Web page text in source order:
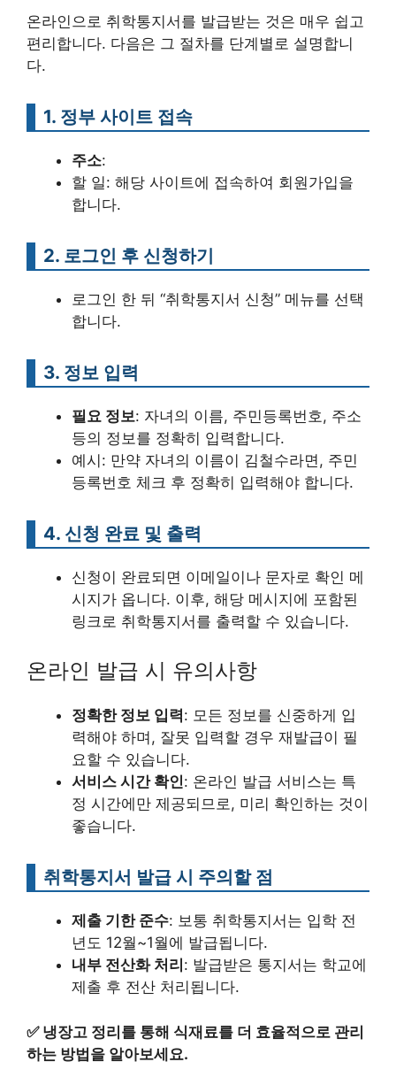
온라인으로 취학통지서를 발급받는 것은 매우 쉽고
편리합니다. 다음은 그 절차를 단계별로 설명합니
다.
1. 정부 사이트 접속
주소:
할 일: 해당 사이트에 접속하여 회원가입을
합니다.
2. 로그인 후 신청하기
로그인 한 뒤 “취학통지서 신청” 메뉴를 선택
합니다.
3. 정보 입력
필요 정보: 자녀의 이름, 주민등록번호, 주소
등의 정보를 정확히 입력합니다.
예시: 만약 자녀의 이름이 김철수라면, 주민
등록번호 체크 후 정확히 입력해야 합니다.
4. 신청 완료 및 출력
신청이 완료되면 이메일이나 문자로 확인 메
시지가 옵니다. 이후, 해당 메시지에 포함된
링크로 취학통지서를 출력할 수 있습니다.
온라인 발급 시 유의사항
정확한 정보 입력: 모든 정보를 신중하게 입
력해야 하며, 잘못 입력할 경우 재발급이 필
요할 수 있습니다.
서비스 시간 확인: 온라인 발급 서비스는 특
정 시간에만 제공되므로, 미리 확인하는 것이
좋습니다.
취학통지서 발급 시 주의할 점
제출 기한 준수: 보통 취학통지서는 입학 전
년도 12월~1월에 발급됩니다.
내부 전산화 처리 : 발급받은 통지서는 학교에
제출 후 전산 처리됩니다.
✅ 냉장고 정리를 통해 식재료를 더 효율적으로 관리
하는 방법을 알아보세요.